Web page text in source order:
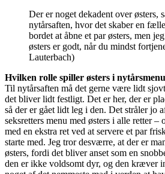
Der er noget dekadent over østers,
nytårsaften, hvor det skaber en
bordet at åbne et par østers, men
østers er godt, når du mindst
Lauterbach)
Hvilken rolle spiller østers i
Til nytårsaften må det gerne være lidt
det bliver lidt festligt. Det er her, der er
så der er gået lidt leg i den. Det stråler jo
seksretters menu med østers i alle retter –
med en ekstra ret ved at servere et par
starte med. Jeg tror desværre, at der er
østers, fordi det bliver anset som en
den er ikke voldsomt dyr, og den kræver